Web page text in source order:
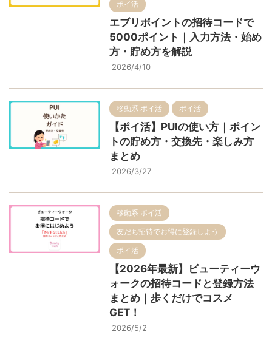
ポイ活
エブリポイントの招待コードで
5000ポイント｜入力方法・始め
方・貯め方を解説
2026/4/10
移動系 ポイ活 ポイ活
【ポイ活】PUIの使い方｜ポイン
トの貯め方・交換先・楽しみ方
まとめ
2026/3/27
移動系 ポイ活
友だち招待でお得に登録しよう
ポイ活
【2026年最新】ビューティーウ
ォークの招待コードと登録方法
まとめ｜歩くだけでコスメ
GET！
2026/5/2